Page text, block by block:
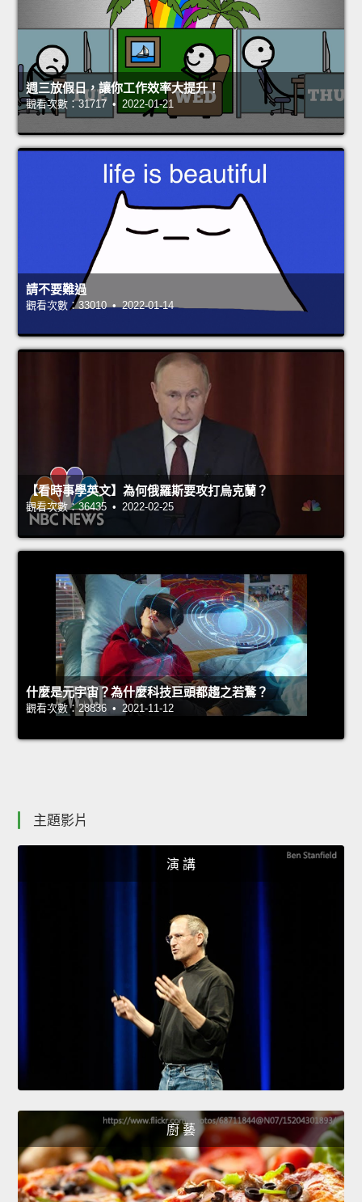
週三放假日，讓你工作效率大提升！
觀看次數：31717 • 2022-01-21
請不要難過
觀看次數：33010 • 2022-01-14
【看時事學英文】為何俄羅斯要攻打烏克蘭？
觀看次數：36435 • 2022-02-25
什麼是元宇宙？為什麼科技巨頭都趨之若鶩？
觀看次數：28836 • 2021-11-12
主題影片
演 講
廚 藝